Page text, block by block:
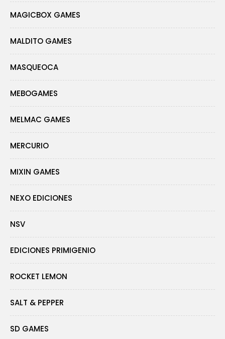
MAGICBOX GAMES
MALDITO GAMES
MASQUEOCA
MEBOGAMES
MELMAC GAMES
MERCURIO
MIXIN GAMES
NEXO EDICIONES
NSV
EDICIONES PRIMIGENIO
ROCKET LEMON
SALT & PEPPER
SD GAMES